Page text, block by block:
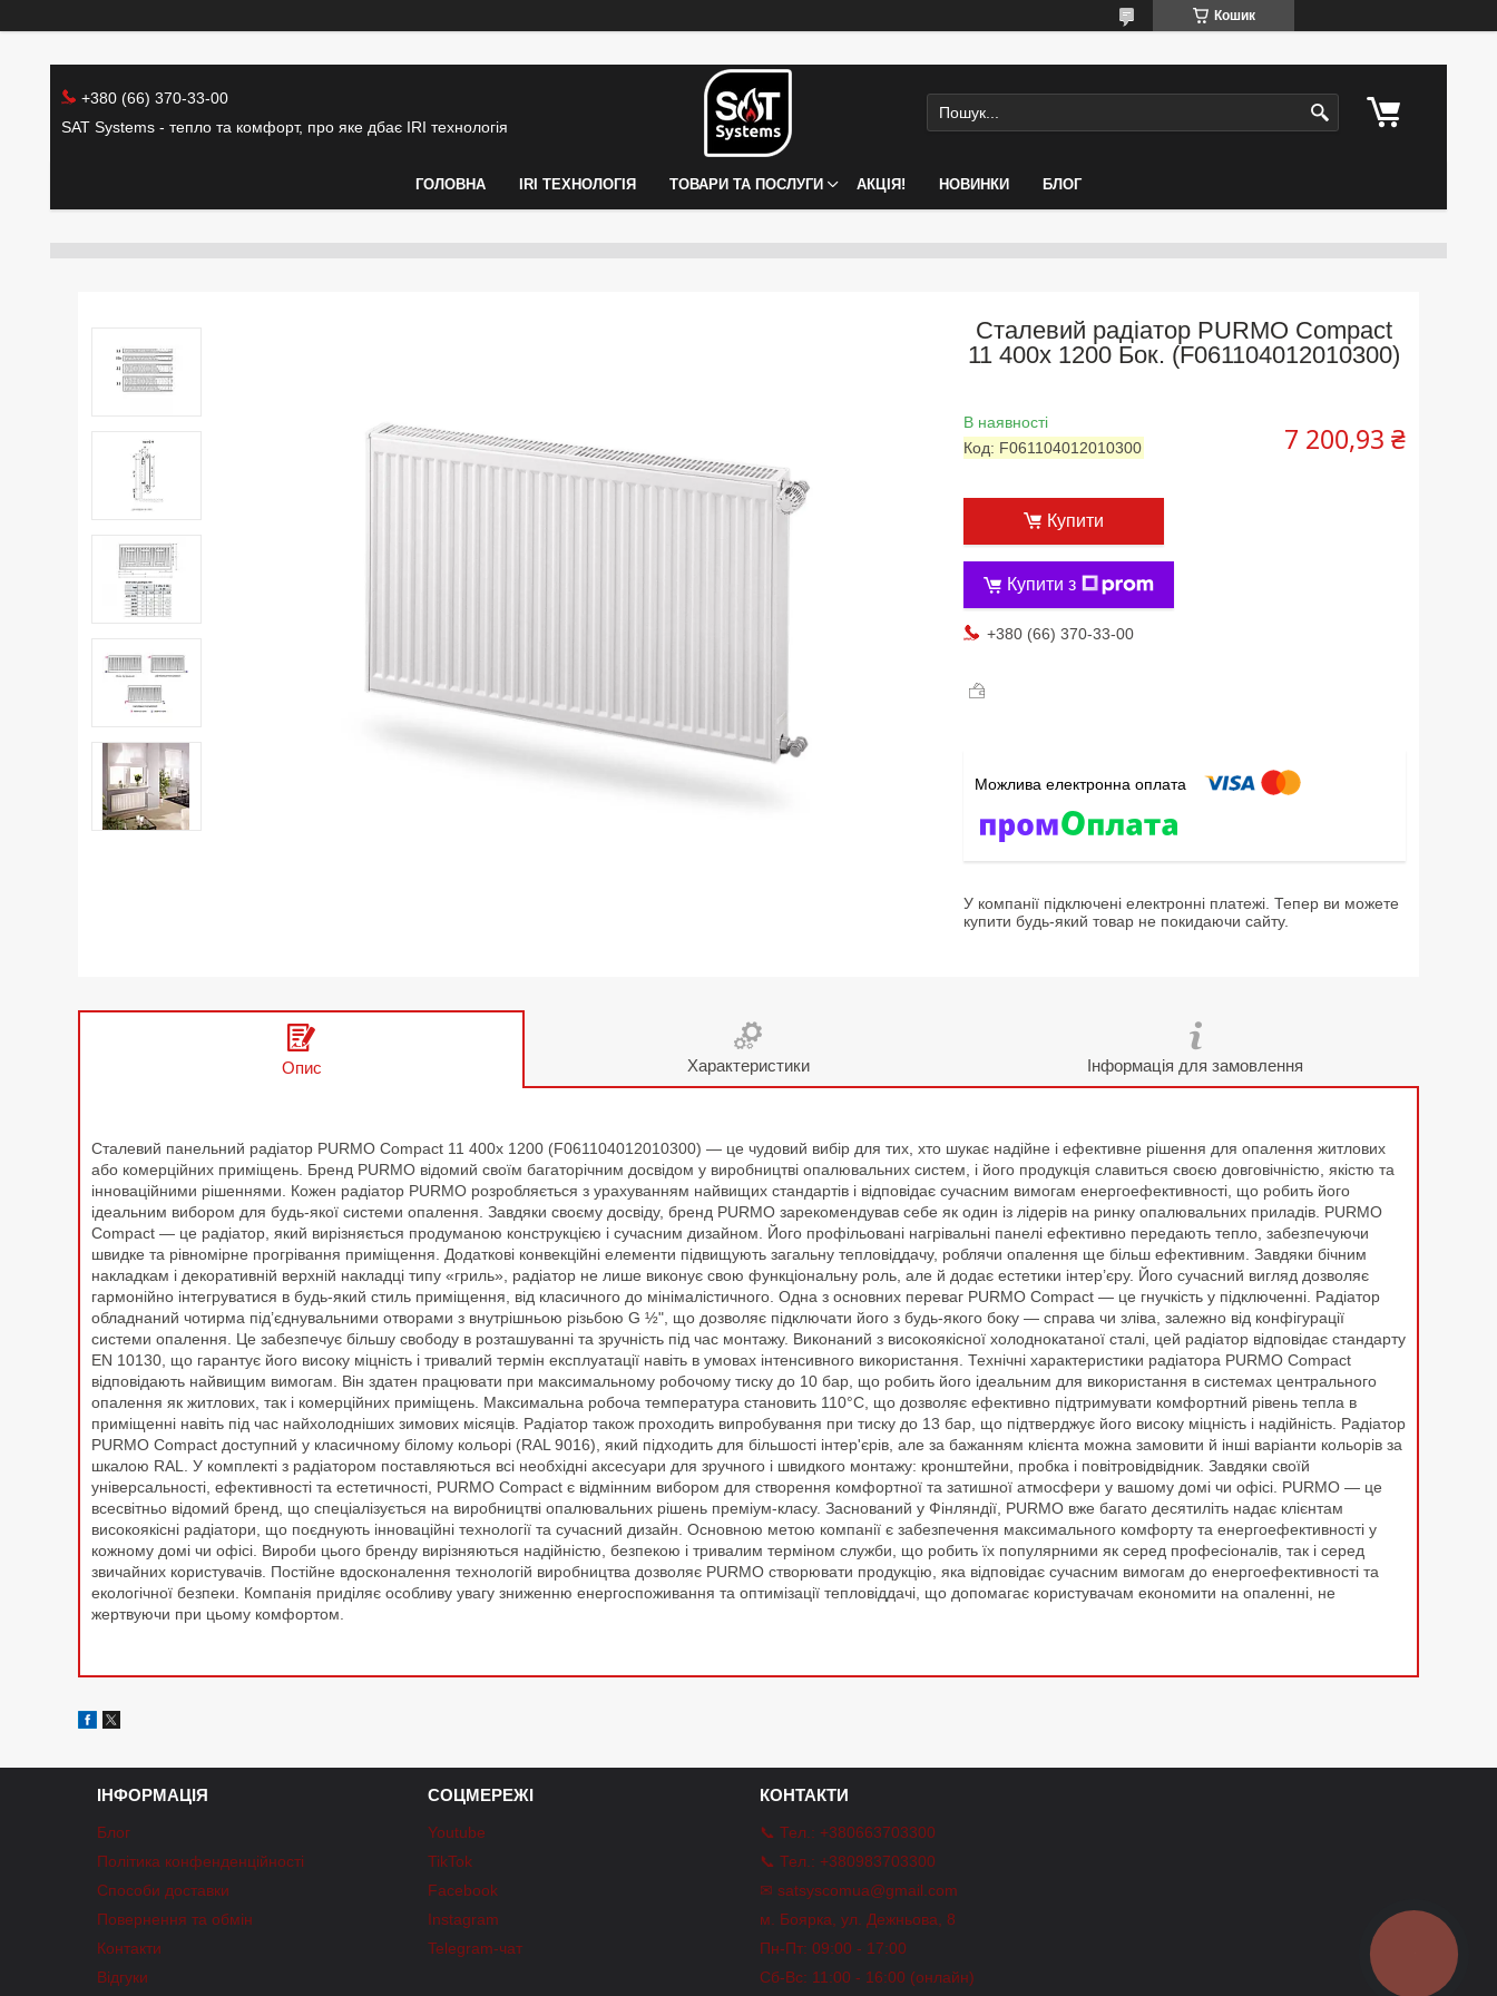
Кошик
+380 (66) 370-33-00
SAT Systems - тепло та комфорт, про яке дбає IRI технологія
ГОЛОВНА IRI ТЕХНОЛОГІЯ ТОВАРИ ТА ПОСЛУГИ АКЦІЯ! НОВИНКИ БЛОГ
Сталевий радіатор PURMO Compact
11 400x 1200 Бок. (F061104012010300)
В наявності
Код: F061104012010300 7 200,93 ₴
Купити
Купити з
+380 (66) 370-33-00
У компанії підключені електронні платежі. Тепер ви можете
купити будь-який товар не покидаючи сайту.
Опис Характеристики Інформація для замовлення
Сталевий панельний радіатор PURMO Compact 11 400x 1200 (F061104012010300) — це чудовий вибір для тих, хто шукає надійне і ефективне рішення для опалення житлових
або комерційних приміщень. Бренд PURMO відомий своїм багаторічним досвідом у виробництві опалювальних систем, і його продукція славиться своєю довговічністю, якістю та
інноваційними рішеннями. Кожен радіатор PURMO розробляється з урахуванням найвищих стандартів і відповідає сучасним вимогам енергоефективності, що робить його
ідеальним вибором для будь-якої системи опалення. Завдяки своєму досвіду, бренд PURMO зарекомендував себе як один із лідерів на ринку опалювальних приладів. PURMO
Compact — це радіатор, який вирізняється продуманою конструкцією і сучасним дизайном. Його профільовані нагрівальні панелі ефективно передають тепло, забезпечуючи
швидке та рівномірне прогрівання приміщення. Додаткові конвекційні елементи підвищують загальну тепловіддачу, роблячи опалення ще більш ефективним. Завдяки бічним
накладкам і декоративній верхній накладці типу «гриль», радіатор не лише виконує свою функціональну роль, але й додає естетики інтер’єру. Його сучасний вигляд дозволяє
гармонійно інтегруватися в будь-який стиль приміщення, від класичного до мінімалістичного. Одна з основних переваг PURMO Compact — це гнучкість у підключенні. Радіатор
обладнаний чотирма під’єднувальними отворами з внутрішньою різьбою G ½", що дозволяє підключати його з будь-якого боку — справа чи зліва, залежно від конфігурації
системи опалення. Це забезпечує більшу свободу в розташуванні та зручність під час монтажу. Виконаний з високоякісної холоднокатаної сталі, цей радіатор відповідає стандарту
EN 10130, що гарантує його високу міцність і тривалий термін експлуатації навіть в умовах інтенсивного використання. Технічні характеристики радіатора PURMO Compact
відповідають найвищим вимогам. Він здатен працювати при максимальному робочому тиску до 10 бар, що робить його ідеальним для використання в системах центрального
опалення як житлових, так і комерційних приміщень. Максимальна робоча температура становить 110°C, що дозволяє ефективно підтримувати комфортний рівень тепла в
приміщенні навіть під час найхолодніших зимових місяців. Радіатор також проходить випробування при тиску до 13 бар, що підтверджує його високу міцність і надійність. Радіатор
PURMO Compact доступний у класичному білому кольорі (RAL 9016), який підходить для більшості інтер'єрів, але за бажанням клієнта можна замовити й інші варіанти кольорів за
шкалою RAL. У комплекті з радіатором поставляються всі необхідні аксесуари для зручного і швидкого монтажу: кронштейни, пробка і повітровідвідник. Завдяки своїй
універсальності, ефективності та естетичності, PURMO Compact є відмінним вибором для створення комфортної та затишної атмосфери у вашому домі чи офісі. PURMO — це
всесвітньо відомий бренд, що спеціалізується на виробництві опалювальних рішень преміум-класу. Заснований у Фінляндії, PURMO вже багато десятиліть надає клієнтам
високоякісні радіатори, що поєднують інноваційні технології та сучасний дизайн. Основною метою компанії є забезпечення максимального комфорту та енергоефективності у
кожному домі чи офісі. Вироби цього бренду вирізняються надійністю, безпекою і тривалим терміном служби, що робить їх популярними як серед професіоналів, так і серед
звичайних користувачів. Постійне вдосконалення технологій виробництва дозволяє PURMO створювати продукцію, яка відповідає сучасним вимогам до енергоефективності та
екологічної безпеки. Компанія приділяє особливу увагу зниженню енергоспоживання та оптимізації тепловіддачі, що допомагає користувачам економити на опаленні, не
жертвуючи при цьому комфортом.
ІНФОРМАЦІЯ
Блог
Політика конфенденційності
Способи доставки
Повернення та обмін
Контакти
Відгуки
СОЦМЕРЕЖІ
Youtube
TikTok
Facebook
Instagram
Telegram-чат
КОНТАКТИ
📞 Тел.: +380663703300
📞 Тел.: +380983703300
✉ satsyscomua@gmail.com
м. Боярка, ул. Дежньова, 8
Пн-Пт: 09:00 - 17:00
Сб-Вс: 11:00 - 16:00 (онлайн)